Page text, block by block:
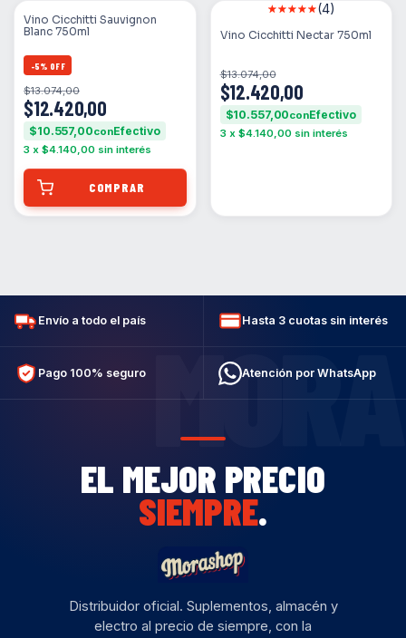
Vino Cicchitti Sauvignon
Blanc 750ml
-5% OFF
$12.420,00
$13.074,00
$10.557,00con
3 x $4.140,00 sin interés
SIN STOCK (4)
Vino Cicchitti Nectar 750ml
$12.420,00
$13.074,00
$10.557,00con
3 x $4.140,00 sin interés
MORA
Envío a todo el país Hasta 3 cuotas sin interés
Pago 100% seguro Atención por WhatsApp
EL MEJOR PRECIO
SIEMPRE.
Distribuidor oficial. Suplementos, almacén y
electro al precio de siempre, con la